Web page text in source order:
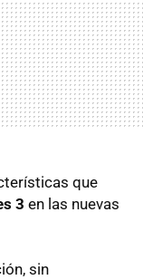
que
3 en las nuevas
sin